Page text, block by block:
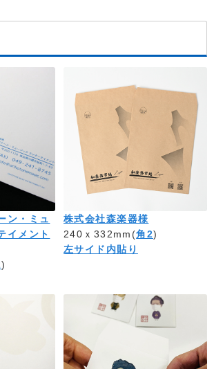
ン・ミュ
イメント
)
株式会社森楽器様
240ｘ332mm(角2)
左サイド内貼り